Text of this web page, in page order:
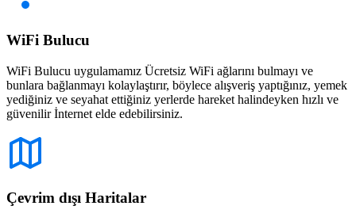
WiFi Bulucu
WiFi Bulucu uygulamamız Ücretsiz WiFi ağlarını bulmayı ve
bunlara bağlanmayı kolaylaştırır, böylece alışveriş yaptığınız, yemek
yediğiniz ve seyahat ettiğiniz yerlerde hareket halindeyken hızlı ve
güvenilir İnternet elde edebilirsiniz.
Çevrim dışı Haritalar